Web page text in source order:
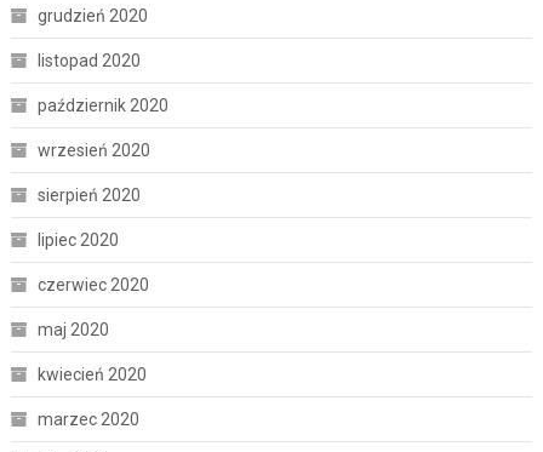
grudzień 2020
listopad 2020
październik 2020
wrzesień 2020
sierpień 2020
lipiec 2020
czerwiec 2020
maj 2020
kwiecień 2020
marzec 2020